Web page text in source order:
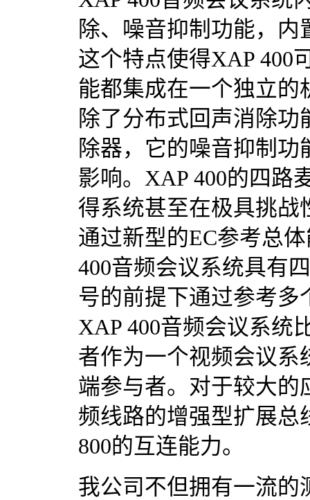
除、噪音抑制功能，
这个特点使得XAP
能都集成在一个独立的
除了分布式回声消除
除器，它的噪音抑制
影响。XAP 400的四路
得系统甚至在极具挑战
通过新型的EC参考总
400音频会议系统具有
号的前提下通过参考多
XAP 400音频会议系统
者作为一个视频会议系
端参与者。对于较大的
频线路的增强型扩展总
800的互连能力。
我公司不但拥有一流的